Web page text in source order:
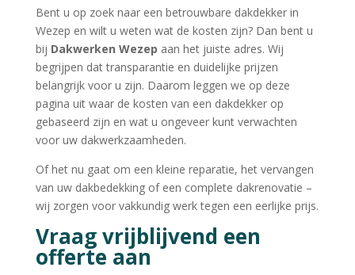
Bent u op zoek naar een betrouwbare dakdekker in
Wezep en wilt u weten wat de kosten zijn? Dan bent u
bij Dakwerken Wezep aan het juiste adres. Wij
begrijpen dat transparantie en duidelijke prijzen
belangrijk voor u zijn. Daarom leggen we op deze
pagina uit waar de kosten van een dakdekker op
gebaseerd zijn en wat u ongeveer kunt verwachten
voor uw dakwerkzaamheden.
Of het nu gaat om een kleine reparatie, het vervangen
van uw dakbedekking of een complete dakrenovatie –
wij zorgen voor vakkundig werk tegen een eerlijke prijs.
Vraag vrijblijvend een
offerte aan